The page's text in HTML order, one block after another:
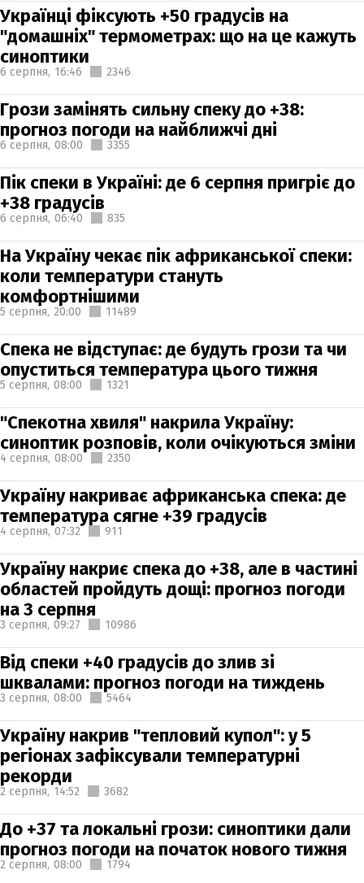
Українці фіксують +50 градусів на
"домашніх" термометрах: що на це кажуть
синоптики
6 серпня, 16:46 2346
Грози замінять сильну спеку до +38:
прогноз погоди на найближчі дні
6 серпня, 08:00 3355
Пік спеки в Україні: де 6 серпня пригріє до
+38 градусів
6 серпня, 06:40 835
На Україну чекає пік африканської спеки:
коли температури стануть
комфортнішими
5 серпня, 20:00 11489
Спека не відступає: де будуть грози та чи
опуститься температура цього тижня
5 серпня, 08:00 1321
"Спекотна хвиля" накрила Україну:
синоптик розповів, коли очікуються зміни
4 серпня, 08:00 2350
Україну накриває африканська спека: де
температура сягне +39 градусів
4 серпня, 07:32 911
Україну накриє спека до +38, але в частині
областей пройдуть дощі: прогноз погоди
на 3 серпня
3 серпня, 09:27 10986
Від спеки +40 градусів до злив зі
шквалами: прогноз погоди на тиждень
3 серпня, 08:00 5464
Україну накрив "тепловий купол": у 5
регіонах зафіксували температурні
рекорди
2 серпня, 14:52 3682
До +37 та локальні грози: синоптики дали
прогноз погоди на початок нового тижня
2 серпня, 08:00 1794